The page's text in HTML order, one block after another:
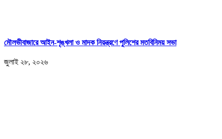
মৌলভীবাজারে আইন-শৃঙ্খলা ও মাদক নিয়ন্ত্রণে পুলিশের মতবিনিময় সভা
জুলাই ২৮, ২০২৬